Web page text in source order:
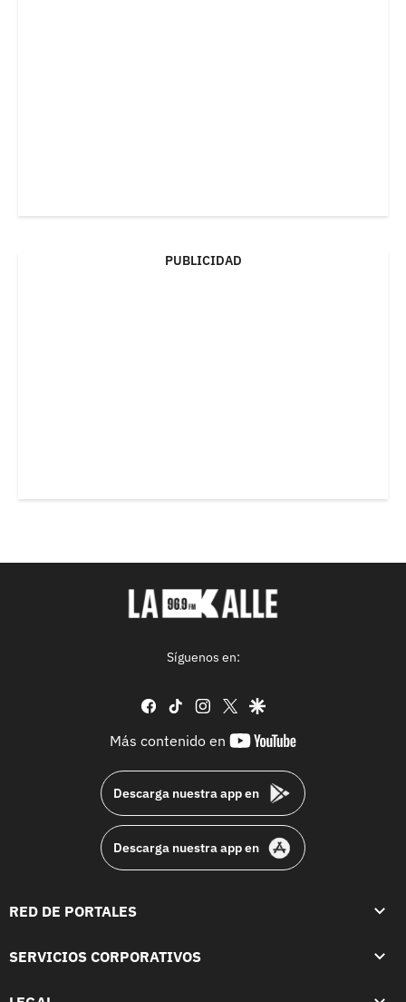
PUBLICIDAD
Síguenos en:
facebook
tiktok instagram
twittergoogle
Más contenido en
youtube-
Descarga nuestra app en
Descarga nuestra app en
RED DE PORTALES
SERVICIOS CORPORATIVOS